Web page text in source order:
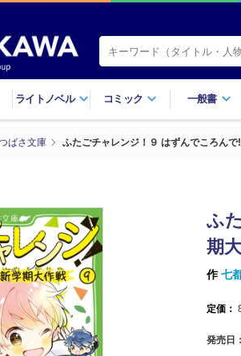
ライトノベル コミック 一般書
ばさ文庫 ふたごチャレンジ！９ はずんでころん
ふ
期
作七
定価：
発売日：